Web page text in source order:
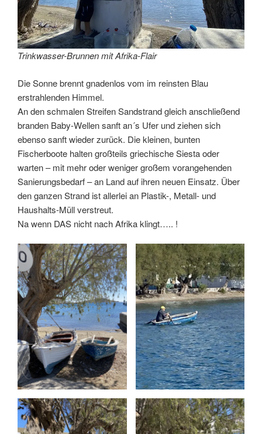
Trinkwasser-Brunnen mit Afrika-Flair
Die Sonne brennt gnadenlos vom im reinsten Blau
erstrahlenden Himmel.
An den schmalen Streifen Sandstrand gleich anschließend
branden Baby-Wellen sanft an´s Ufer und ziehen sich
ebenso sanft wieder zurück. Die kleinen, bunten
Fischerboote halten großteils griechische Siesta oder
warten – mit mehr oder weniger großem vorangehenden
Sanierungsbedarf – an Land auf ihren neuen Einsatz. Über
den ganzen Strand ist allerlei an Plastik-, Metall- und
Haushalts-Müll verstreut.
Na wenn DAS nicht nach Afrika klingt….. !